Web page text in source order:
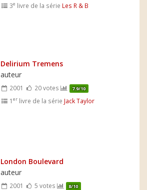
3e livre de la série Les R & B
Delirium Tremens
auteur
2001 20 votes 7.9/10
1er livre de la série Jack Taylor
London Boulevard
auteur
2001 5 votes 8/10